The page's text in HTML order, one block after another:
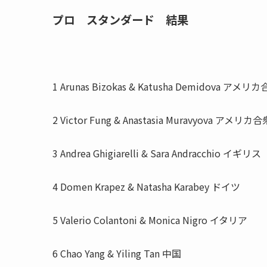
プロ スタンダード 結果
1 Arunas Bizokas & Katusha Demidova アメリ
2 Victor Fung & Anastasia Muravyova アメリカ
3 Andrea Ghigiarelli & Sara Andracchio イギリ
4 Domen Krapez & Natasha Karabey ドイツ
5 Valerio Colantoni & Monica Nigro イタリア
6 Chao Yang & Yiling Tan 中国